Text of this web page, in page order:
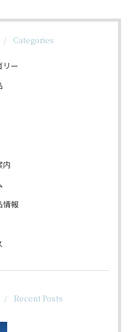
Categories
リー
内
情報
Recent Posts